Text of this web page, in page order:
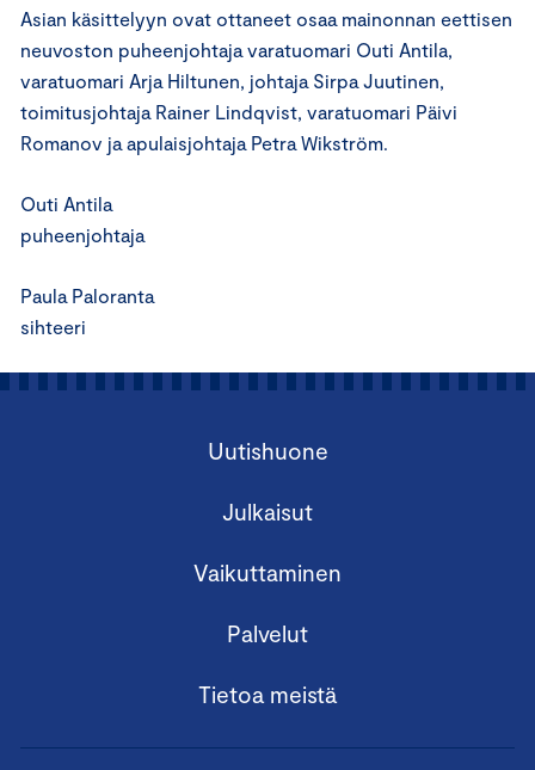
Asian käsittelyyn ovat ottaneet osaa mainonnan eettisen
neuvoston puheenjohtaja varatuomari Outi Antila,
varatuomari Arja Hiltunen, johtaja Sirpa Juutinen,
toimitusjohtaja Rainer Lindqvist, varatuomari Päivi
Romanov ja apulaisjohtaja Petra Wikström.
Outi Antila
puheenjohtaja
Paula Paloranta
sihteeri
Uutishuone
Julkaisut
Vaikuttaminen
Palvelut
Tietoa meistä